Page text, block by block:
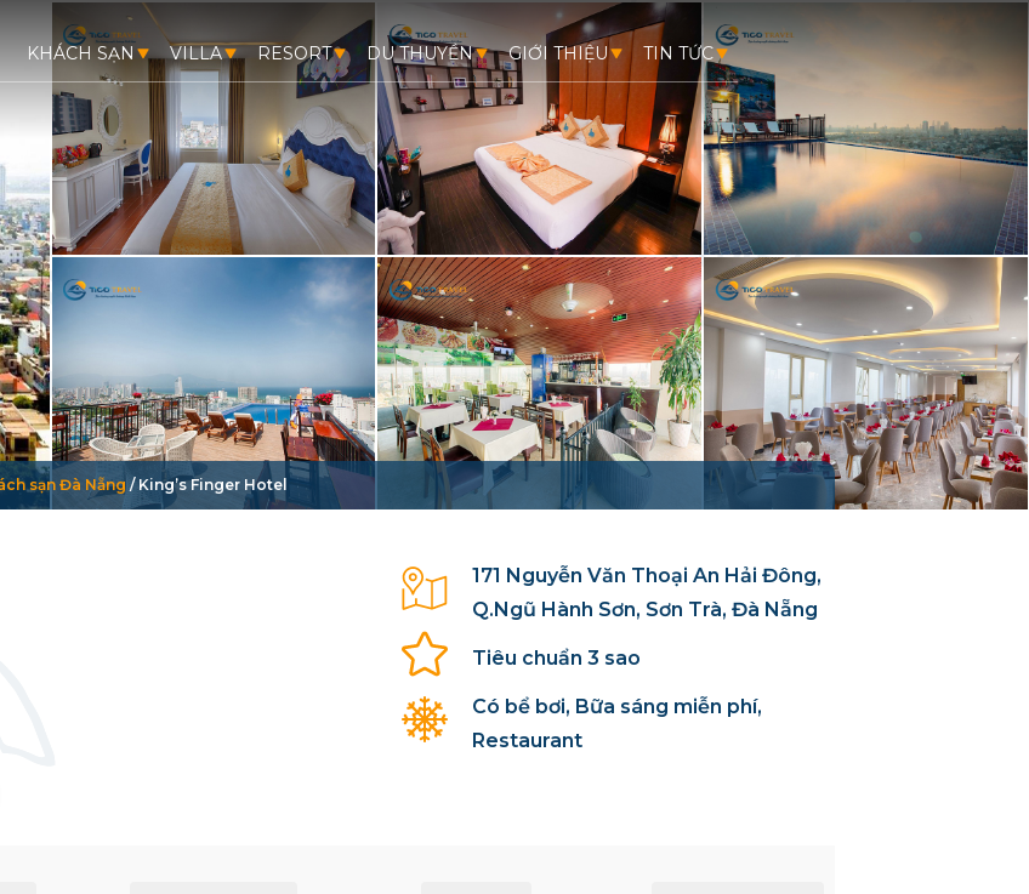
KHÁCH SẠN VILLA RESORT DU THUYỀN GIỚI THIỆU TIN TỨC
sạn Đà Nẵng / King’s Finger Hotel
171 Nguyễn Văn Thoại An Hải Đông,
Q.Ngũ Hành Sơn, Sơn Trà, Đà Nẵng
Tiêu chuẩn 3 sao
Có bể bơi, Bữa sáng miễn phí,
Restaurant